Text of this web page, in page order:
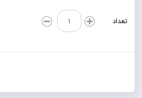
تعداد
آیه
عدد